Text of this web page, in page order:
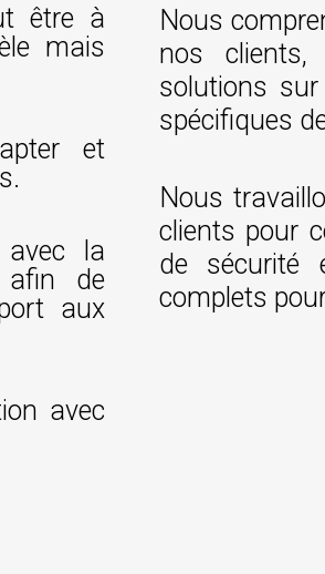
être à
mais
et
la
afin de
aux
avec
Nous
nos clients,
solutions
spécifiques
Nous
clients pour
de sécurité
complets